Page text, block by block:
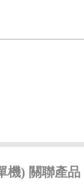
機) 關聯產品